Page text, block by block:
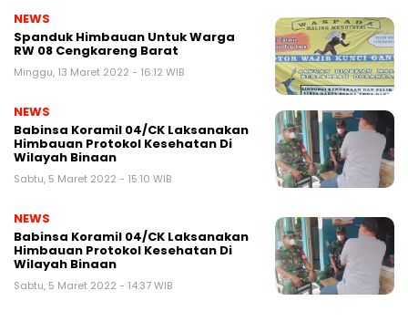
NEWS
Spanduk Himbauan Untuk Warga
RW 08 Cengkareng Barat
Minggu, 13 Maret 2022 - 16:12 WIB
NEWS
Babinsa Koramil 04/CK Laksanakan
Himbauan Protokol Kesehatan Di
Wilayah Binaan
Sabtu, 5 Maret 2022 - 15:10 WIB
NEWS
Babinsa Koramil 04/CK Laksanakan
Himbauan Protokol Kesehatan Di
Wilayah Binaan
Sabtu, 5 Maret 2022 - 14:37 WIB